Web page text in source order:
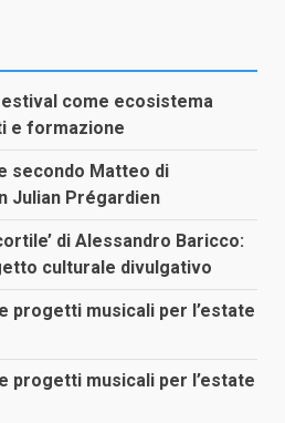
come ecosistema
e formazione
secondo Matteo di
Julian Prégardien
di Alessandro Baricco:
culturale divulgativo
progetti musicali per l’estate
progetti musicali per l’estate